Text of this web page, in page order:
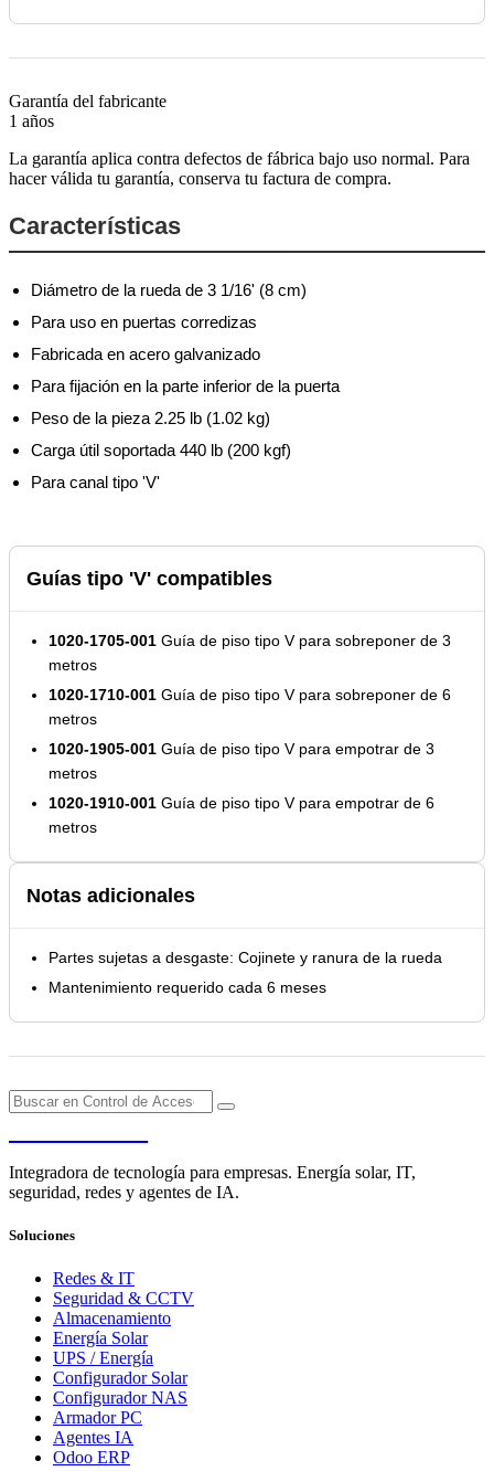
Garantía del fabricante
1 años
La garantía aplica contra defectos de fábrica bajo uso normal. Para
hacer válida tu garantía, conserva tu factura de compra.
Características
Diámetro de la rueda de 3 1/16' (8 cm)
Para uso en puertas corredizas
Fabricada en acero galvanizado
Para fijación en la parte inferior de la puerta
Peso de la pieza 2.25 lb (1.02 kg)
Carga útil soportada 440 lb (200 kgf)
Para canal tipo 'V'
Guías tipo 'V' compatibles
1020-1705-001 Guía de piso tipo V para sobreponer de 3
metros
1020-1710-001 Guía de piso tipo V para sobreponer de 6
metros
1020-1905-001 Guía de piso tipo V para empotrar de 3
metros
1020-1910-001 Guía de piso tipo V para empotrar de 6
metros
Notas adicionales
Partes sujetas a desgaste: Cojinete y ranura de la rueda
Mantenimiento requerido cada 6 meses
Integradora de tecnología para empresas. Energía solar, IT,
seguridad, redes y agentes de IA.
Soluciones
Redes & IT
Seguridad & CCTV
Almacenamiento
Energía Solar
UPS / Energía
Configurador Solar
Configurador NAS
Armador PC
Agentes IA
Odoo ERP